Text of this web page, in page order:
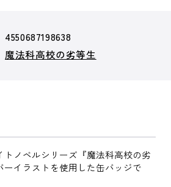
4550687198638
魔法科高校の劣等生
トノベルシリーズ『魔法科高校の劣
ーイラストを使用した缶バッジで